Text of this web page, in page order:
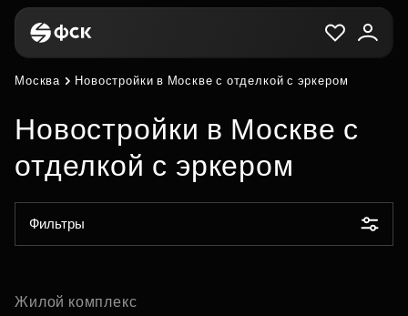
Москва Новостройки в Москве с отделкой с эркером
Новостройки в Москве с
отделкой с эркером
Фильтры
Жилой комплекс